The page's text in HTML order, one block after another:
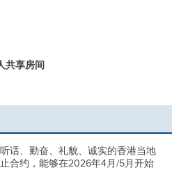
共享房间
话、勤奋、礼貌、诚实的香港当地
合约，能够在2026年4月/5月开始